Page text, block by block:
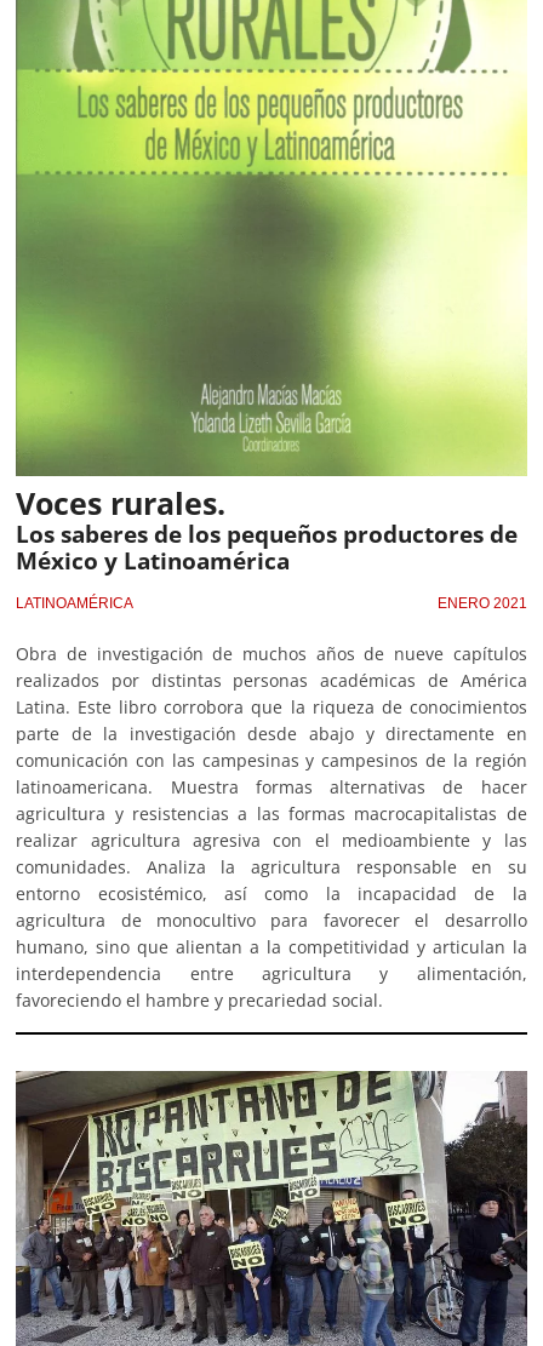
Voces rurales.
Los saberes de los pequeños productores de
México y Latinoamérica
LATINOAMÉRICA ENERO 2021
Obra de investigación de muchos años de nueve capítulos
realizados por distintas personas académicas de América
Latina. Este libro corrobora que la riqueza de conocimientos
parte de la investigación desde abajo y directamente en
comunicación con las campesinas y campesinos de la región
latinoamericana. Muestra formas alternativas de hacer
agricultura y resistencias a las formas macrocapitalistas de
realizar agricultura agresiva con el medioambiente y las
comunidades. Analiza la agricultura responsable en su
entorno ecosistémico, así como la incapacidad de la
agricultura de monocultivo para favorecer el desarrollo
humano, sino que alientan a la competitividad y articulan la
interdependencia entre agricultura y alimentación,
favoreciendo el hambre y precariedad social.